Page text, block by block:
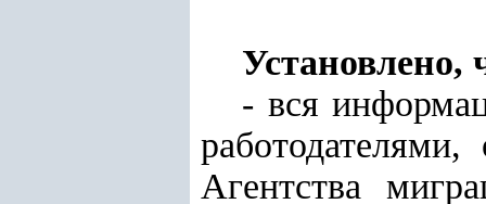
Установлено,
- вся
Агентства